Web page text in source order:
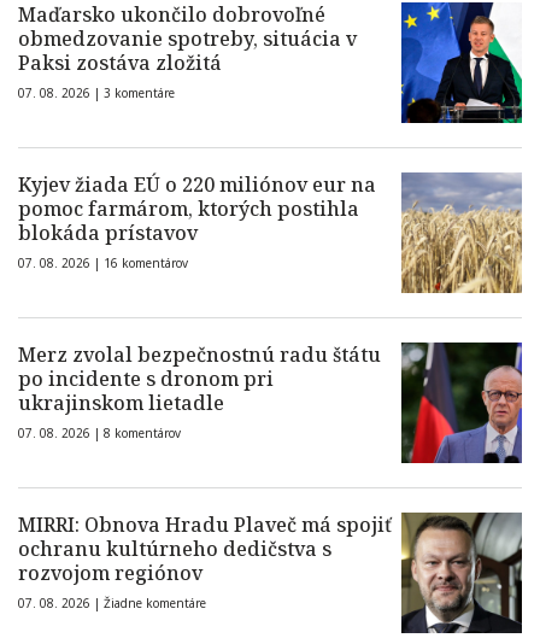
Maďarsko ukončilo dobrovoľné
obmedzovanie spotreby, situácia v
Paksi zostáva zložitá
07. 08. 2026 | 3 komentáre
Kyjev žiada EÚ o 220 miliónov eur na
pomoc farmárom, ktorých postihla
blokáda prístavov
07. 08. 2026 | 16 komentárov
Merz zvolal bezpečnostnú radu štátu
po incidente s dronom pri
ukrajinskom lietadle
07. 08. 2026 | 8 komentárov
MIRRI: Obnova Hradu Plaveč má spojiť
ochranu kultúrneho dedičstva s
rozvojom regiónov
07. 08. 2026 | Žiadne komentáre